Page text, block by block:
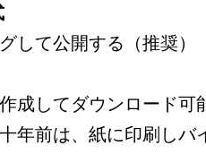
して公開する（推奨）
成してダウンロード可
年前は、紙に印刷しバ